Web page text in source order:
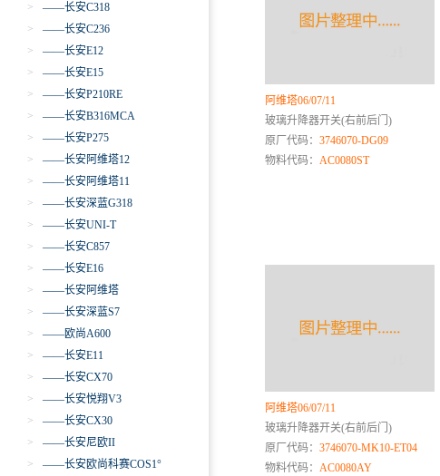
>
——长安C318
>
——长安C236
>
——长安E12
>
——长安E15
>
——长安P210RE
>
——长安B316MCA
>
——长安P275
>
——长安阿维塔12
>
——长安阿维塔11
>
——长安深蓝G318
>
——长安UNI-T
>
——长安C857
>
——长安E16
>
——长安阿维塔
>
——长安深蓝S7
>
——欧尚A600
>
——长安E11
>
——长安CX70
>
——长安悦翔V3
>
——长安CX30
>
——长安尼欧II
>
——长安欧尚科赛COS1°
阿维塔06/07/11
玻璃升降器开关(右前后门)
原厂代码： 3746070-DG09
物料代码： AC0080ST
阿维塔06/07/11
玻璃升降器开关(右前后门)
原厂代码： 3746070-MK10-ET04
物料代码： AC0080AY